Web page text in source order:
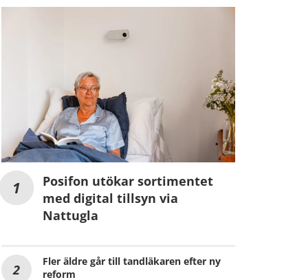
Posifon utökar sortimentet
med digital tillsyn via
Nattugla
Fler äldre går till tandläkaren efter ny
reform